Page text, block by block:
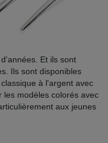
Et ils sont
Ils sont disponibles
à l'argent avec
les modèles colorés avec
aux jeunes